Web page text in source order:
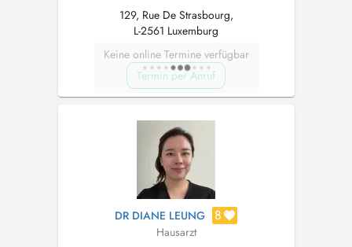
129, Rue De Strasbourg,
L-2561 Luxemburg
Keine online Termine verfügbar
Termin per Anruf
DR DIANE LEUNG 8
Hausarzt